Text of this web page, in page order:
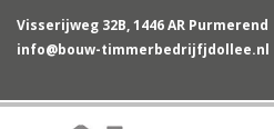
Visserijweg 32B, 1446 AR Purmerend
info@bouw-timmerbedrijfjdollee.nl